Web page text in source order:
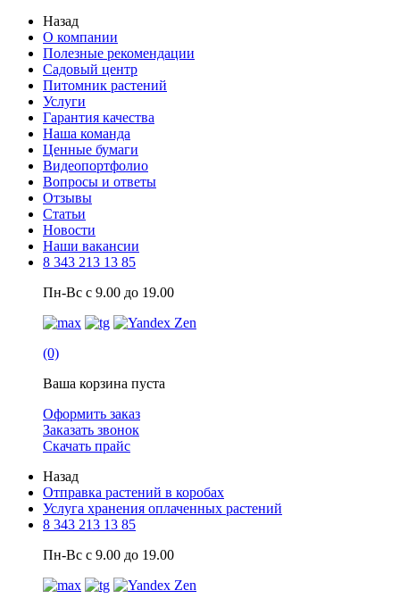
Назад
О компании
Полезные рекомендации
Садовый центр
Питомник растений
Услуги
Гарантия качества
Наша команда
Ценные бумаги
Видеопортфолио
Вопросы и ответы
Отзывы
Статьи
Новости
Наши вакансии
8 343 213 13 85
Пн-Вс с 9.00 до 19.00
(0)
Ваша корзина пуста
Оформить заказ
Заказать звонок
Скачать прайс
Назад
Отправка растений в коробах
Услуга хранения оплаченных растений
8 343 213 13 85
Пн-Вс с 9.00 до 19.00